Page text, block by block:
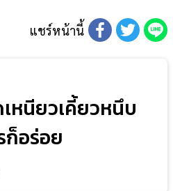
แชร์หน้านี้
หนียวเคี้ยวหนึบ
ก็อร่อย